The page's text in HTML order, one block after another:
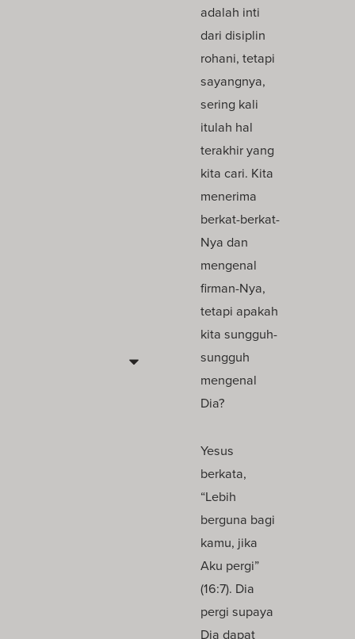
adalah inti
dari disiplin
rohani, tetapi
sayangnya,
sering kali
itulah hal
terakhir yang
kita cari. Kita
menerima
berkat-berkat-
Nya dan
mengenal
firman-Nya,
tetapi apakah
kita sungguh-
sungguh
mengenal
Dia?
Yesus
berkata,
“Lebih
berguna bagi
kamu, jika
Aku pergi”
(16:7). Dia
pergi supaya
Dia dapat